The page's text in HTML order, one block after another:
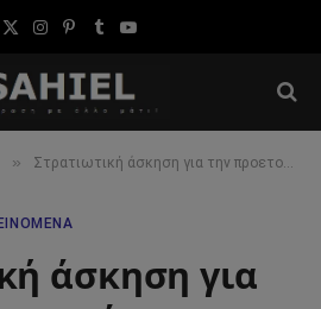
X
Instagram
Pinterest
TumblrYouTube
» Στρατιωτική άσκηση για την προετοιμασία και τη χρήση τακτικών πυρηνικών όπλων στη Ρωσία
άσκηση για